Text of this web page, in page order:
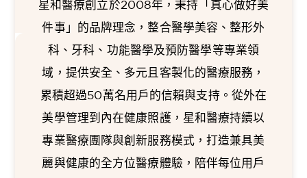
星和醫療創立於2008年，秉持「真心做好美
件事」的品牌理念，整合醫學美容、整形外
科、牙科、功能醫學及預防醫學等專業領
域，提供安全、多元且客製化的醫療服務，
累積超過50萬名用戶的信賴與支持。從外在
美學管理到內在健康照護，星和醫療持續以
專業醫療團隊與創新服務模式，打造兼具美
麗與健康的全方位醫療體驗，陪伴每位用戶